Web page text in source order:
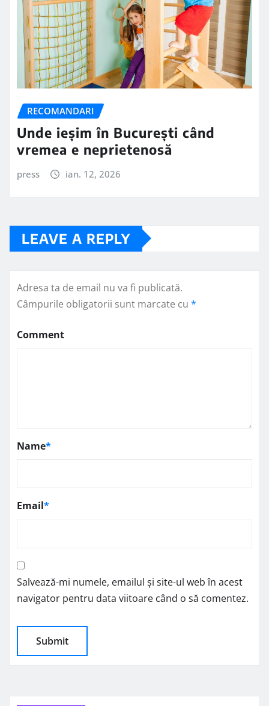
RECOMANDARI
Unde ieșim în București când
vremea e neprietenosă
press ian. 12, 2026
LEAVE A REPLY
Adresa ta de email nu va fi publicată.
Câmpurile obligatorii sunt marcate cu *
Comment
Name*
Email*
Salvează-mi numele, emailul și site-ul web în acest
navigator pentru data viitoare când o să comentez.